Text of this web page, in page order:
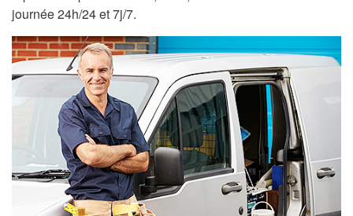
journée 24h/24 et 7j/7.